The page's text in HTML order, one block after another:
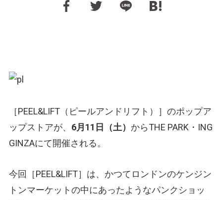
［PEEL&LIFT （ピールアンドリフト） ］のポップア
ップストアが、 6月11日（土） からTHE PARK・ING
GINZAにて開催される。
今回［PEEL&LIFT］は、かつてロンドンのケンジン
トンマーケットの中にあったようなパンクショッ